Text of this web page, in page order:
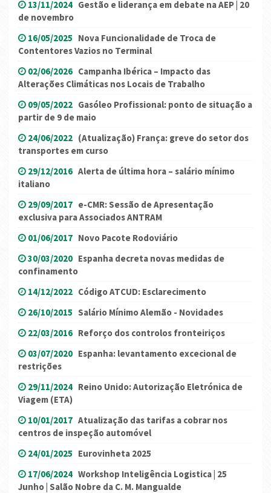
13/11/2024 Gestão e liderança em debate na AEP | 20
de novembro
16/05/2025 Nova Funcionalidade de Troca de
Contentores Vazios no Terminal
02/06/2026 Campanha Ibérica – Impacto das
Alterações Climáticas nos Locais de Trabalho
09/05/2022 Gasóleo Profissional: ponto de situação a
partir de 9 de maio
24/06/2022 (Atualização) França: greve do setor dos
transportes em curso
29/12/2016 Alerta de última hora – salário mínimo
italiano
29/09/2017 e-CMR: Sessão de Apresentação
exclusiva para Associados ANTRAM
01/06/2017 Novo Pacote Rodoviário
30/03/2020 Espanha decreta novas medidas de
confinamento
14/12/2022 Código ATCUD: Esclarecimento
26/10/2015 Salário Mínimo Alemão - Novidades
22/03/2016 Reforço dos controlos fronteiriços
03/07/2020 Espanha: levantamento excecional de
restrições
29/11/2024 Reino Unido: Autorização Eletrónica de
Viagem (ETA)
10/01/2017 Atualização das tarifas a cobrar nos
centros de inspeção automóvel
24/01/2025 Eurovinheta 2025
17/06/2024 Workshop Inteligência Logistica | 25
Junho | Salão Nobre da C. M. Mangualde